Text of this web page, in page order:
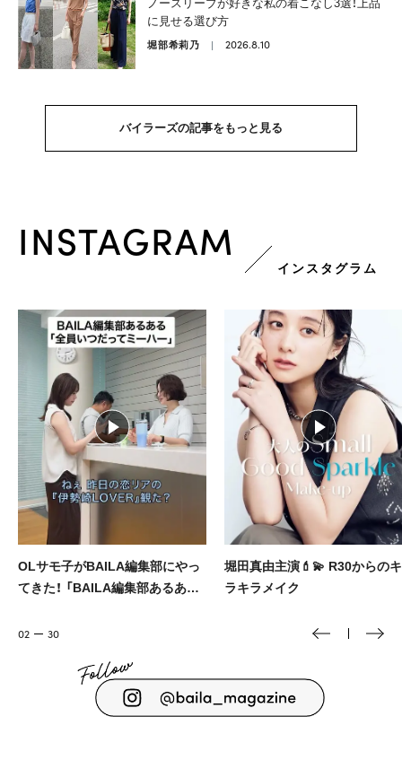
ノースリーブが好きな私の着こなし3選！上品
に見せる選び方
堀部希莉乃 2026.8.10
バイラーズの記事をもっと見る
INSTAGRAM
インスタグラム
堀田真由主演💄💫 R30からのキ
ラキラメイク
街でも映えるスタイリッシュ
ンニングウェア＆ギアを厳選🏃‍♀️
03 30